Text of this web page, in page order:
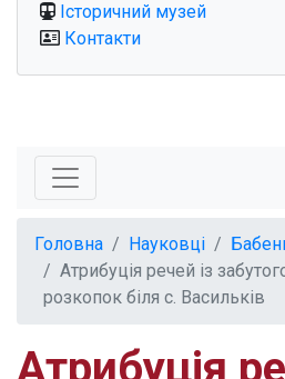
Історичний музей
Контакти
Головна Науковці
Атрибуція речей із
розкопок біля с. Васильків